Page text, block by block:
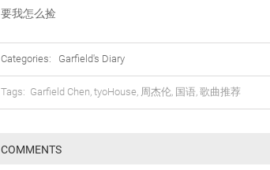
要我怎么捡
Categories: Garfield's Diary
Tags: Garfield Chen, tyoHouse, 周杰伦, 国语, 歌曲推荐
COMMENTS